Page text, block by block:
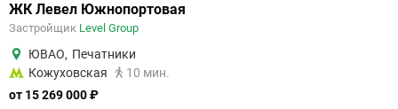
ЖК Левел Южнопортовая
Застройщик Level Group
ЮВАО, Печатники
Кожуховская
10 мин.
от 15 269 000 ₽